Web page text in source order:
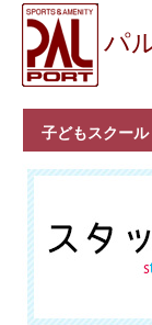
パ
子どもスクール
ベビーコース
幼児コース
小学生コース
育成コース
選手コース
キッズパーク(体操教
室)
クラシックバレエ
ボルダリング
■入会案内